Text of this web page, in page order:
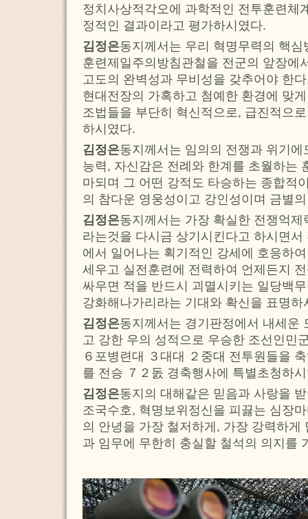
정치사상적각오에 과학적인 전투훈련체
정적인 결과이라고 평가하시였다.
김정은동지께서는 우리 혁명무력의 핵
훈련제일주의방침관철을 전군의 앞장에
고도의 완벽성과 무비성을 갖추어야 한
현대전장의 가혹하고 첨예한 환경에 맞
조법들을 부단히 혁신적으로, 급진적으
하시였다.
김정은동지께서는 임의의 전쟁과 위기
능력, 자신감은 전례와 한계를 초월하는
마되며 그 어떤 강적도 타승하는 종합적
의 참다운 영웅성이고 강인성이며 금별
김정은동지께서는 가장 확실한 전쟁억
라는것을 다시금 상기시킨다고 하시면
에서 일어나는 획기적인 강세에 호응하
세우고 실전훈련에 전력하여 언제든지
싸우면 적을 반드시 괴멸시키는 일당백
강화해나가리라는 기대와 확신을 표명하
김정은동지께서는 경기판정에서 내세운
고 강한 우의 성적으로 우승한 조선인민
６포병련대 ３대대 ２중대 전투원들을
를 전승 ７２돐 경축행사에 특별초청하
김정은동지의 대해같은 믿음과 사랑을
조국수호, 혁명보위정신을 피끓는 심장
의 안녕을 가장 철저하게, 가장 강력하게
과 임무에 무한히 충실할 철석의 의지를